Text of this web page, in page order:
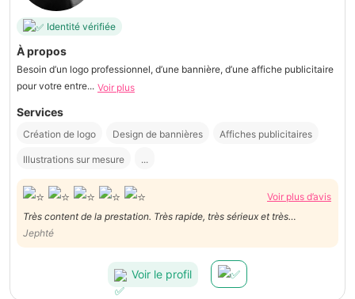
Identité vérifiée
À propos
Besoin d’un logo professionnel, d’une bannière, d’une affiche publicitaire
pour votre entre... Voir plus
Services
Création de logo Design de bannières Affiches publicitaires
Illustrations sur mesure ...
Voir plus d’avis
Très content de la prestation. Très rapide, très sérieux et très
professionnel. Excellente communication. Je recommande
absolument
Jephté
Voir le profil